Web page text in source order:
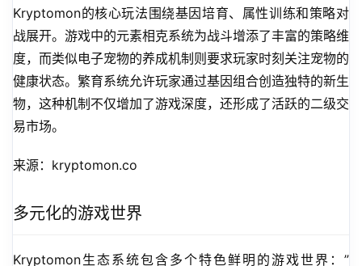
Kryptomon的核心玩法围绕基因培育、属性训练和策略对
战展开。游戏中的元素相克系统为战斗增添了丰富的策略维
度，而类似电子宠物的养成机制则要求玩家时刻关注宠物的
健康状态。繁育系统允许玩家通过基因组合创造独特的新生
物，这种机制不仅增加了游戏深度，还形成了活跃的二级交
易市场。
来源：kryptomon.co
多元化的游戏世界
Kryptomon生态系统包含多个特色鲜明的游戏世界：”